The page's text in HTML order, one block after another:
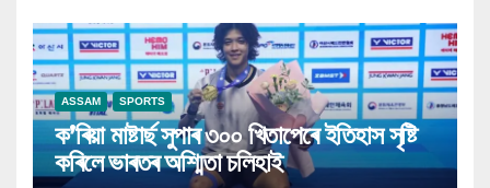
ASSAM SPORTS
ক’ৰিয়া মাষ্টাৰ্ছ সুপাৰ ৩০০ খিতাপেৰে ইতিহাস সৃষ্টি
কৰিলে ভাৰতৰ অশ্মিতা চলিহাই